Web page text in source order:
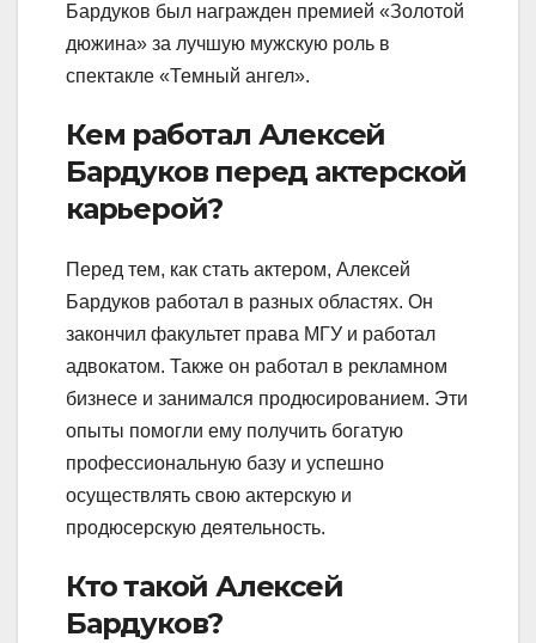
Бардуков был награжден премией «Золотой
дюжина» за лучшую мужскую роль в
спектакле «Темный ангел».
Кем работал Алексей
Бардуков перед актерской
карьерой?
Перед тем, как стать актером, Алексей
Бардуков работал в разных областях. Он
закончил факультет права МГУ и работал
адвокатом. Также он работал в рекламном
бизнесе и занимался продюсированием. Эти
опыты помогли ему получить богатую
профессиональную базу и успешно
осуществлять свою актерскую и
продюсерскую деятельность.
Кто такой Алексей
Бардуков?